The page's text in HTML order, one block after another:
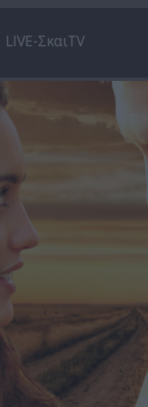
LIVE-ΣκαιTV